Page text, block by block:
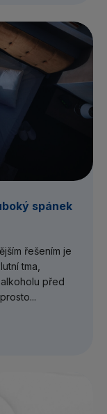
spánek
řešením je
tma,
před